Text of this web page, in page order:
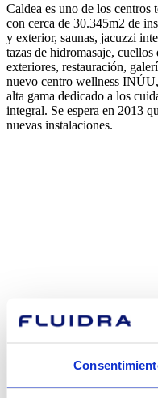
Caldea es uno de los centros
con cerca de 30.345m2 de
y exterior, saunas, jacuzzi
tazas de hidromasaje,
exteriores, restauración,
nuevo centro wellness
alta gama dedicado a los
integral. Se espera en 2013
nuevas instalaciones.